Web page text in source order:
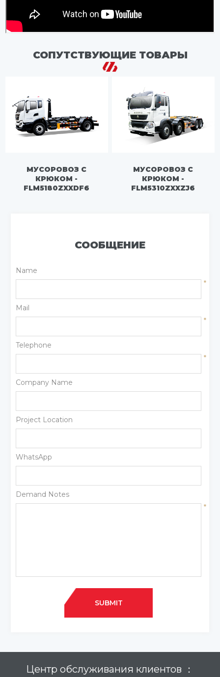
СОПУТСТВУЮЩИЕ ТОВАРЫ
МУСОРОВОЗ С
КРЮКОМ -
FLM5180ZXXDF6
МУСОРОВОЗ С
КРЮКОМ -
FLM5310ZXXZJ6
СООБЩЕНИЕ
Name
*
Mail
*
Telephone
*
Company Name
Project Location
WhatsApp
Demand Notes
*
SUBMIT
Центр обслуживания клиентов ：